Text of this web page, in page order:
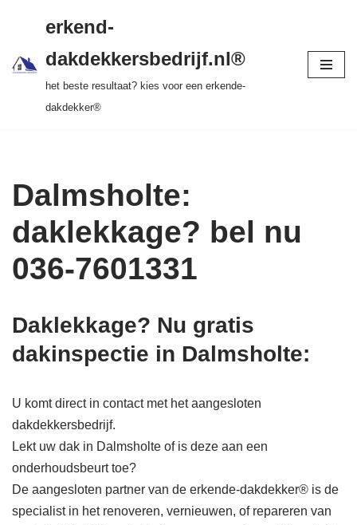
naar
inhoud
tot 20 jr garantie > SKEV erkend
erkend-
dakdekkersbedrijf.nl®
het beste resultaat? kies voor een erkende-
dakdekker®
Dalmsholte:
daklekkage? bel nu
036-7601331
Daklekkage? Nu gratis
dakinspectie in Dalmsholte:
U komt direct in contact met het aangesloten
dakdekkersbedrijf.
Lekt uw dak in Dalmsholte of is deze aan een
onderhoudsbeurt toe?
De aangesloten partner van de erkende-dakdekker® is de
specialist in het renoveren, vernieuwen, of repareren van